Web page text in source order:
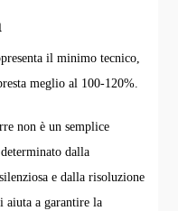
il minimo tecnico,
meglio al 100-120%.
non è un semplice
dalla
e dalla risoluzione
aiuta a garantire la